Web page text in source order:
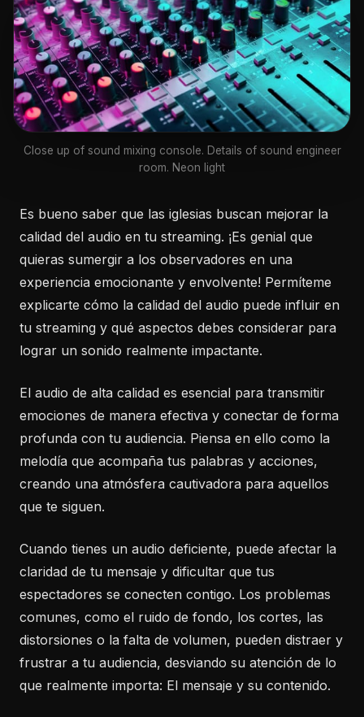
Close up of sound mixing console. Details of sound engineer
room. Neon light
Es bueno saber que las iglesias buscan mejorar la
calidad del audio en tu streaming. ¡Es genial que
quieras sumergir a los observadores en una
experiencia emocionante y envolvente! Permíteme
explicarte cómo la calidad del audio puede influir en
tu streaming y qué aspectos debes considerar para
lograr un sonido realmente impactante.
El audio de alta calidad es esencial para transmitir
emociones de manera efectiva y conectar de forma
profunda con tu audiencia. Piensa en ello como la
melodía que acompaña tus palabras y acciones,
creando una atmósfera cautivadora para aquellos
que te siguen.
Cuando tienes un audio deficiente, puede afectar la
claridad de tu mensaje y dificultar que tus
espectadores se conecten contigo. Los problemas
comunes, como el ruido de fondo, los cortes, las
distorsiones o la falta de volumen, pueden distraer y
frustrar a tu audiencia, desviando su atención de lo
que realmente importa: El mensaje y su contenido.